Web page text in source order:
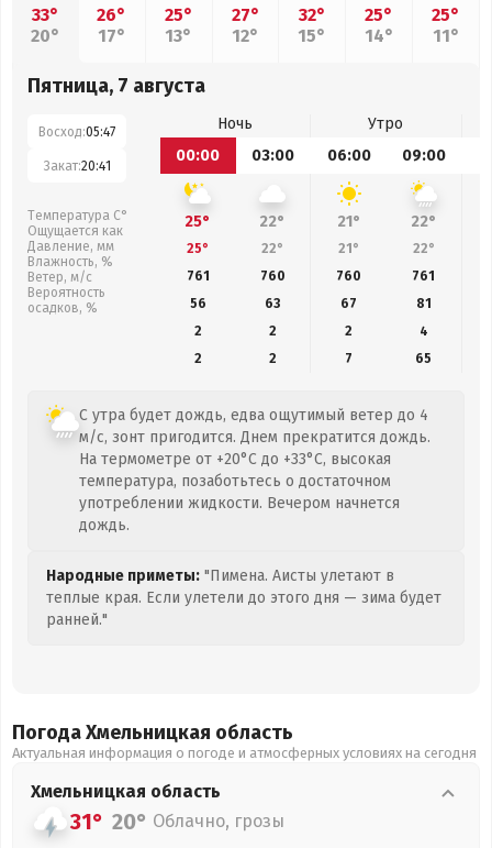
33°
20°
26°
17°
25°
13°
27°
12°
32°
15°
25°
14°
25°
11°
Пятница, 7 августа
Восход:05:47
Закат:20:41
Температура С°
Ощущается как
Давление, мм
Влажность, %
Ветер, м/с
Вероятность
осадков, %
Ночь
Утро
00:00
03:00 06:00 09:00
25° 22° 21° 22°
25° 22° 21° 22°
761
760 760 761
56
63 67 81
2
2 2
4
2
2 7 65
С утра будет дождь, едва ощутимый ветер до 4
м/с, зонт пригодится. Днем прекратится дождь.
На термометре от +20°C до +33°C, высокая
температура, позаботьтесь о достаточном
употреблении жидкости. Вечером начнется
дождь.
Народные приметы: "Пимена. Аисты улетают в
теплые края. Если улетели до этого дня — зима будет
ранней."
Погода Хмельницкая область
Актуальная информация о погоде и атмосферных условиях на сегодня
Хмельницкая область
31° 20° Облачно, грозы